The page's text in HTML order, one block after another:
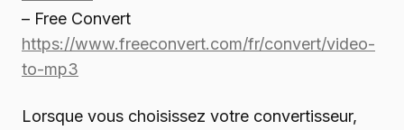
– Free Convert
https://www.freeconvert.com/fr/convert/video-
to-mp3
Lorsque vous choisissez votre convertisseur,